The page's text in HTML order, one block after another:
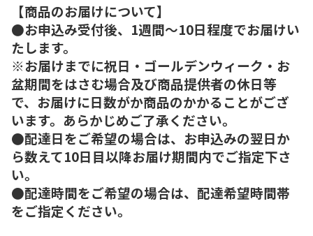
【商品のお届けについて】
●お申込み受付後、1週間～10日程度でお届けい
たします。
※お届けまでに祝日・ゴールデンウィーク・お
盆期間をはさむ場合及び商品提供者の休日等
で、お届けに日数がか商品のかかることがござ
います。あらかじめご了承ください。
●配達日をご希望の場合は、お申込みの翌日か
ら数えて10日目以降お届け期間内でご指定下さ
い。
●配達時間をご希望の場合は、配達希望時間帯
をご指定ください。